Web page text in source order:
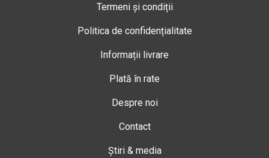
Termeni și condiții
Politica de confidențialitate
Informații livrare
Plată în rate
Despre noi
Contact
Știri & media